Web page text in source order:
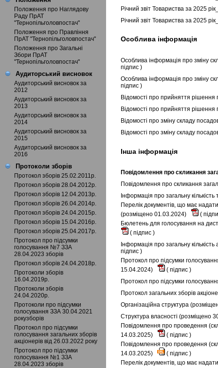
Положення про Наглядову
Раду ПрАТ
"Тернопільголовпостач"
Положення про Правління
ПрАТ "Тернопільголовпостач"
Положення про Загальні
Збори ПрАТ
"Тернопільголовпостач"
Аудиторський висновок
Аудиторський висновок за
2012
Аудиторський висновок за
2013
Аудиторський висновок за
2014
Аудиторський висновок за
2015
Аудиторський висновок за
2016
Протоколи зборів
Протокол зборів 25.02.2011р.
Протокол зборів 28.04.2012р.
Протокол зборів 12.04.2013р.
Протокол зборів 26.04.2014р.
Протокол зборів 24.04.2015р.
Протокол зборів 15.04.2016р.
Протокол зборів 25.04.2017р.
Протокол про підсумки
голосування №7 ЗЗА
28.04.2023 зборів
Протокол зборів 24.04.2018р.
Протоколи зборів
16.04.2019р.
Протоколи зборів
24.04.2020р.
Протоколи про підсумки
голосування ЗЗА 30.04.2021
рокузборів
Протокол про підсумки
голосування загальних зборів
акціонерів від 26.03.2022 року
Протокол про підсумки
голосування №1 ЗЗА
28.04.2023 зборів
Річний звіт Товариства за 2025
Річний звіт Товариства за 2025
Особлива інформація
Особлива інформація про зміну
підпис )
Особлива інформація про зміну
підпис )
Відомості про прийняття
Відомості про прийняття
Відомості про зміну складу
Відомості про зміну складу
Інша інформація
Повідомлення про скликання
Повідомлення про скликання
Інформація про загальну
Перелік документів, що має
(розміщено 01.03.2024)
(
Бюлетень для голосування на
( підпис )
Інформація про загальну
підпис )
Протокол про підсумки
15.04.2024)
( підпис )
Протокол про підсумки
Протокол загальних зборів
Організаційна структура
Структура власності (розміщено
Повідомлення про проведення
14.03.2025)
( підпис )
Повідомлення про проведення
14.03.2025)
( підпис )
Перелік документів, що має